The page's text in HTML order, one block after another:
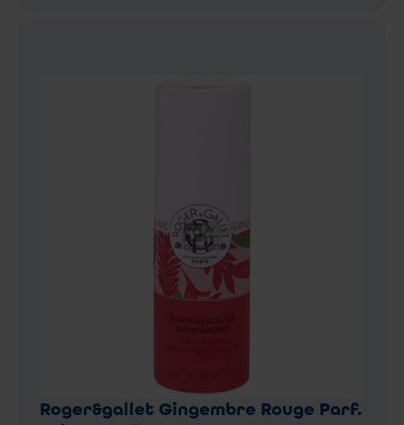
Roger&gallet Gingembre Rouge Parf.